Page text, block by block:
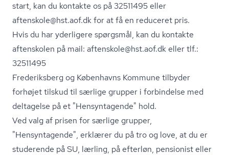
start, kan du kontakte os på 32511495 eller
aftenskole@hst.aof.dk for at få en reduceret pris.
Hvis du har yderligere spørgsmål, kan du kontakte
aftenskolen på mail: aftenskole@hst.aof.dk eller tlf.:
32511495
Frederiksberg og Københavns Kommune tilbyder
forhøjet tilskud til særlige grupper i forbindelse med
deltagelse på et "Hensyntagende" hold.
Ved valg af prisen for særlige grupper,
"Hensyntagende", erklærer du på tro og love, at du er
studerende på SU, lærling, på efterløn, pensionist eller